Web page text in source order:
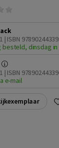
| ISBN
besteld, dinsdag in
| ISBN
e-mail